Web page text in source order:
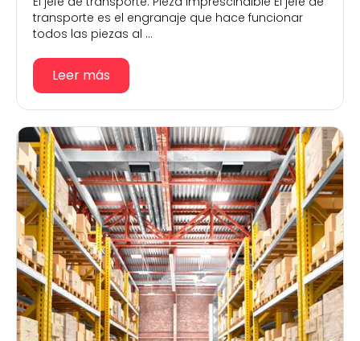
transporte es el engranaje que hace funcionar
todos las piezas al ...
Leer más